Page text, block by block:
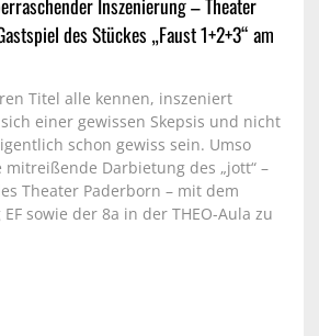
Inszenierung – Theater
des Stückes „Faust 1+2+3“ am
Titel alle kennen, inszeniert
einer gewissen Skepsis und nicht
schon gewiss sein. Umso
Darbietung des „jott“ –
Theater Paderborn – mit dem
sowie der 8a in der THEO-Aula zu